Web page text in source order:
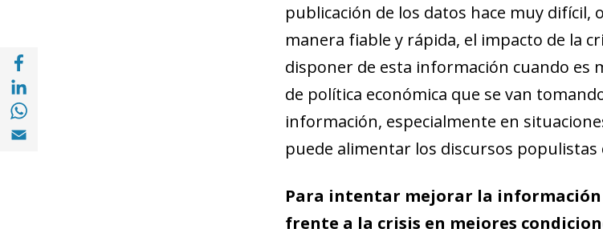
Share with Facebook (opens in a new window)
Share with with Linkedin (opens in a new window)
Share with with Whatsapp (opens in a new window)
Share with Email (opens in a new window)
publicación de los datos hace muy
manera fiable y rápida, el impacto de la
disponer de esta información cuando es
de política económica que se van
información, especialmente en
puede alimentar los discursos populistas
Para intentar mejorar la información
frente a la crisis en mejores